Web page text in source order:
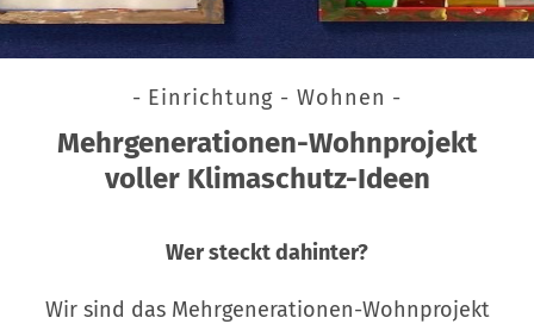
- Einrichtung - Wohnen -
Mehrgenerationen-Wohnprojekt
voller Klimaschutz-Ideen
Wer steckt dahinter?
Wir sind das Mehrgenerationen-Wohnprojekt